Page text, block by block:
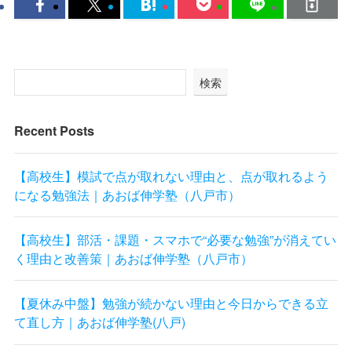
検索
Recent Posts
【高校生】模試で点が取れない理由と、点が取れるよう
になる勉強法｜あおば伸学塾（八戸市）
【高校生】部活・課題・スマホで“必要な勉強”が消えてい
く理由と改善策｜あおば伸学塾（八戸市）
【夏休み中盤】勉強が続かない理由と今日からできる立
て直し方｜あおば伸学塾(八戸)